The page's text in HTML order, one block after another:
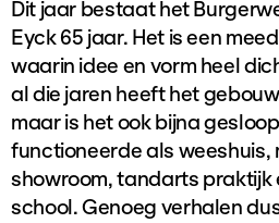
Dit jaar bestaat het
Eyck 65 jaar. Het is een
waarin idee en vorm heel
al die jaren heeft het
maar is het ook bijna
functioneerde als weeshuis,
showroom, tandarts
school. Genoeg verhalen